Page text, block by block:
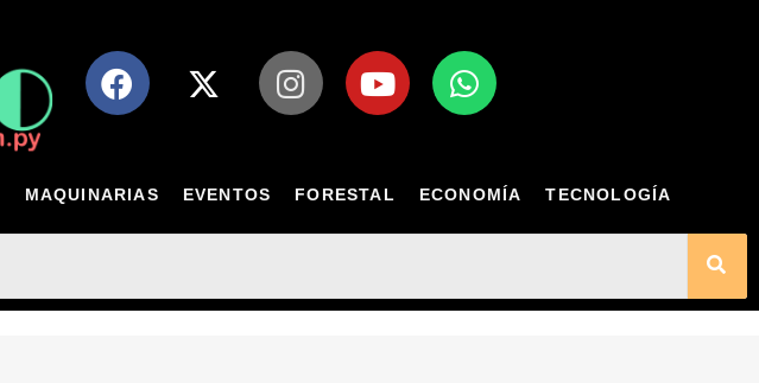
MAQUINARIAS EVENTOS FORESTAL ECONOMÍA TECNOLOGÍA